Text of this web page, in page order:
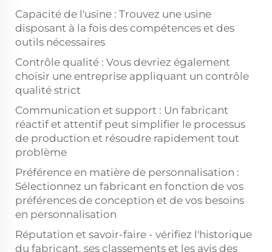
Capacité de l'usine : Trouvez une usine
disposant à la fois des compétences et des
outils nécessaires
Contrôle qualité : Vous devriez également
choisir une entreprise appliquant un contrôle
qualité strict
Communication et support : Un fabricant
réactif et attentif peut simplifier le processus
de production et résoudre rapidement tout
problème
Préférence en matière de personnalisation :
Sélectionnez un fabricant en fonction de vos
préférences de conception et de vos besoins
en personnalisation
Réputation et savoir-faire - vérifiez l'historique
du fabricant, ses classements et les avis des